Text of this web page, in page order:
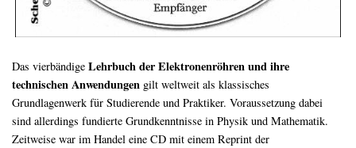
Das vierbändige Lehrbuch der Elektronenröhren und ihre
technischen Anwendungen gilt weltweit als klassisches
Grundlagenwerk für Studierende und Praktiker. Voraussetzung dabei
sind allerdings fundierte Grundkenntnisse in Physik und Mathematik.
Zeitweise war im Handel eine CD mit einem Reprint der